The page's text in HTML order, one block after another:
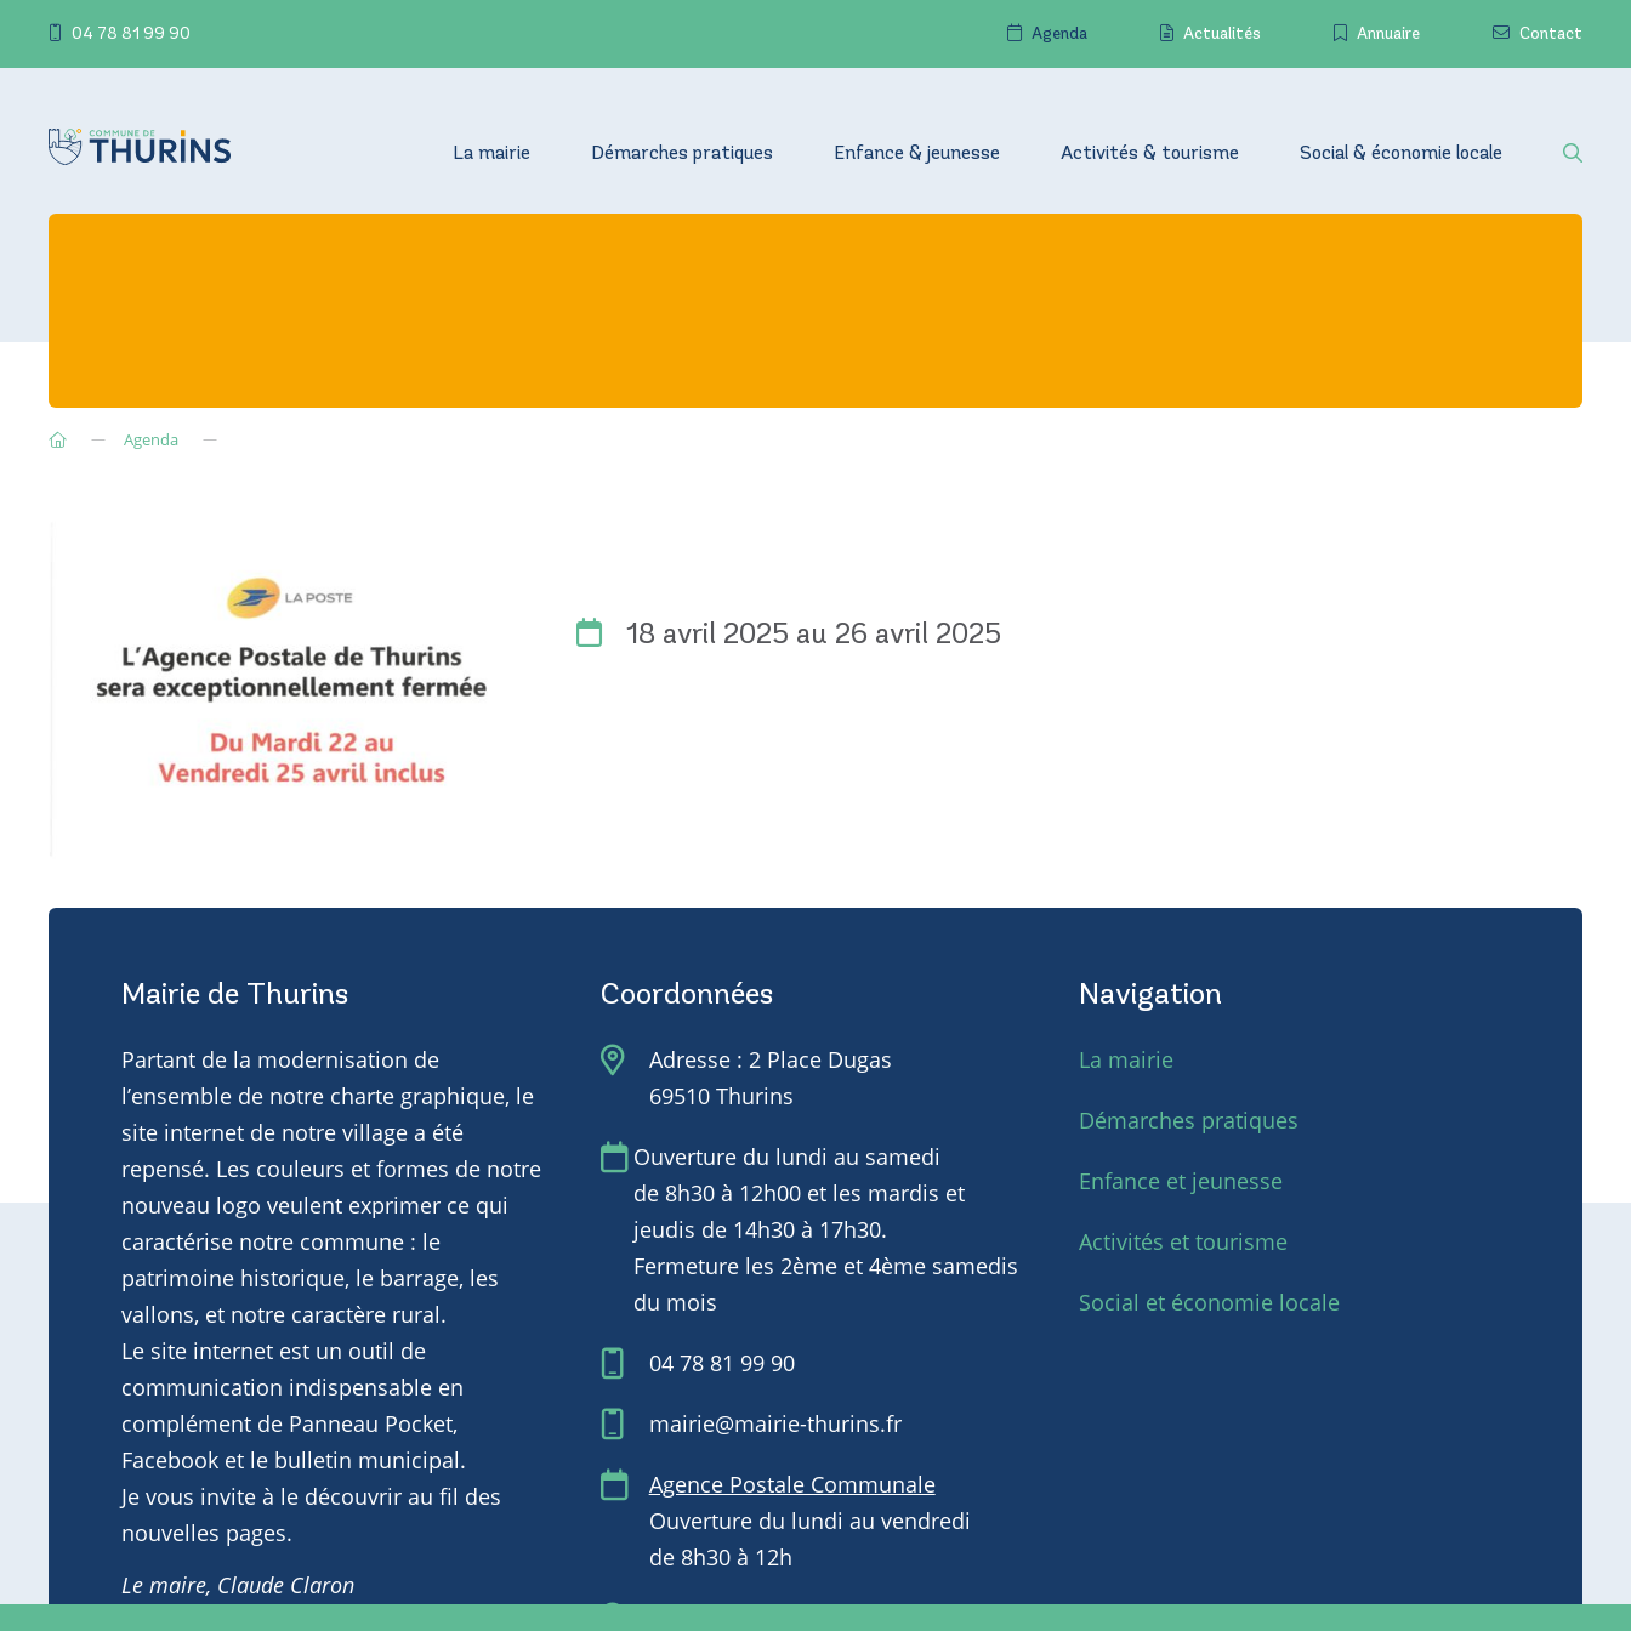
04 78 81 99 90 Agenda Actualités Annuaire Contact
La mairie Démarches pratiques Enfance & jeunesse Activités & tourisme Social & économie locale
Agenda
18 avril 2025 au 26 avril 2025
Mairie de Thurins
Partant de la modernisation de
l’ensemble de notre charte graphique, le
site internet de notre village a été
repensé. Les couleurs et formes de notre
nouveau logo veulent exprimer ce qui
caractérise notre commune : le
patrimoine historique, le barrage, les
vallons, et notre caractère rural.
Le site internet est un outil de
communication indispensable en
complément de Panneau Pocket,
Facebook et le bulletin municipal.
Je vous invite à le découvrir au fil des
nouvelles pages.
Le maire, Claude Claron
Coordonnées
Adresse : 2 Place Dugas
69510 Thurins
Ouverture du lundi au samedi
de 8h30 à 12h00 et les mardis et
jeudis de 14h30 à 17h30.
Fermeture les 2ème et 4ème samedis
du mois
04 78 81 99 90
mairie@mairie-thurins.fr
Agence Postale Communale
Ouverture du lundi au vendredi
de 8h30 à 12h
Navigation
La mairie
Démarches pratiques
Enfance et jeunesse
Activités et tourisme
Social et économie locale